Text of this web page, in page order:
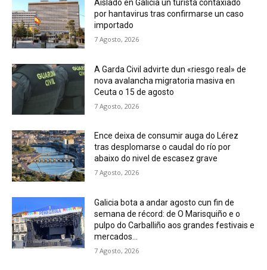
Aislado en Galicia un turista contaxiado
por hantavirus tras confirmarse un caso
importado
7 Agosto, 2026
A Garda Civil advirte dun «riesgo real» de
nova avalancha migratoria masiva en
Ceuta o 15 de agosto
7 Agosto, 2026
Ence deixa de consumir auga do Lérez
tras desplomarse o caudal do río por
abaixo do nivel de escasez grave
7 Agosto, 2026
Galicia bota a andar agosto cun fin de
semana de récord: de O Marisquiño e o
pulpo do Carballiño aos grandes festivais e
mercados...
7 Agosto, 2026